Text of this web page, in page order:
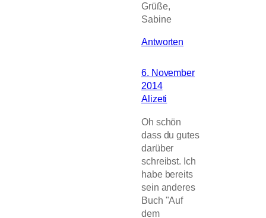
Grüße,
Sabine
Antworten
6. November
2014
Alizeti
Oh schön
dass du gutes
darüber
schreibst. Ich
habe bereits
sein anderes
Buch "Auf
dem